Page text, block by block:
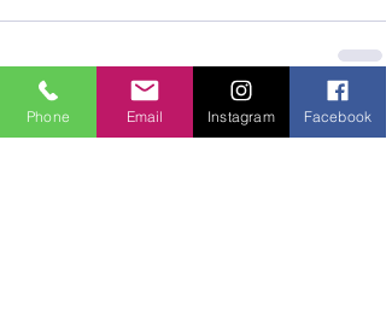
Son Yazılar Hepsini Gör
Phone Email Instagram Facebook